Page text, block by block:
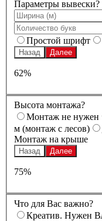
Параметры вывески?
Простой шрифт
Назад Далее
62%
Высота монтажа?
Монтаж не нужен
м (монтаж с лесов)
Монтаж на крыше
Назад Далее
75%
Что для Вас важно?
Креатив. Нужен